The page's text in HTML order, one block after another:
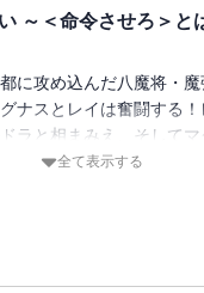
～＜命令させろ＞
に攻め込んだ八魔将・
ナスとレイは奮闘する
ラと相まみえ、そして
・・！最強の戦略で、最
全て表示する